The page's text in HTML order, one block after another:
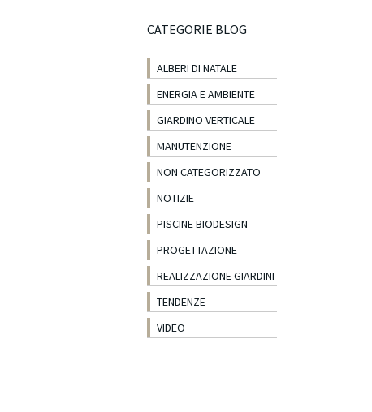
CATEGORIE BLOG
ALBERI DI NATALE
ENERGIA E AMBIENTE
GIARDINO VERTICALE
MANUTENZIONE
NON CATEGORIZZATO
NOTIZIE
PISCINE BIODESIGN
PROGETTAZIONE
REALIZZAZIONE GIARDINI
TENDENZE
VIDEO